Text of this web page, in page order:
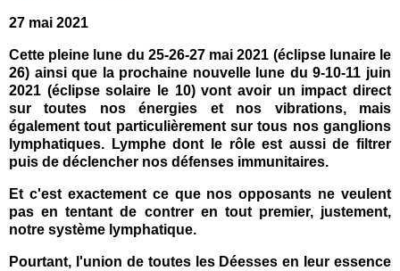
27 mai 2021
Cette pleine lune du 25-26-27 mai 2021 (éclipse lunaire le
26) ainsi que la prochaine nouvelle lune du 9-10-11 juin
2021 (éclipse solaire le 10) vont avoir un impact direct
sur toutes nos énergies et nos vibrations, mais
également tout particulièrement sur tous nos ganglions
lymphatiques. Lymphe dont le rôle est aussi de filtrer
puis de déclencher nos défenses immunitaires.
Et c'est exactement ce que nos opposants ne veulent
pas en tentant de contrer en tout premier, justement,
notre système lymphatique.
Pourtant, l'union de toutes les Déesses en leur essence